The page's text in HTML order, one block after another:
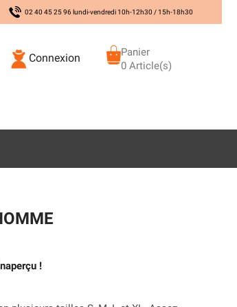
02 40 45 25 96 lundi-vendredi 10h-12h30 / 15h-18h30
Connexion
Panier
0 Article(s)
!